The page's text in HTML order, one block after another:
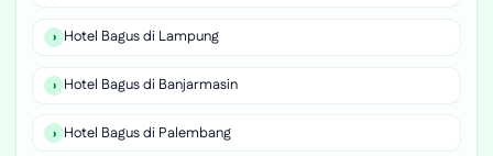
Hotel Bagus di Lampung
Hotel Bagus di Banjarmasin
Hotel Bagus di Palembang